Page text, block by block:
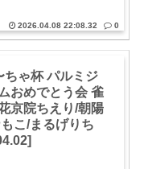
2026.04.08 22:08.32 0
ちゃ杯 パルミジ
おめでとう会 雀
京院ちえり/朝陽
こ/まるげりち